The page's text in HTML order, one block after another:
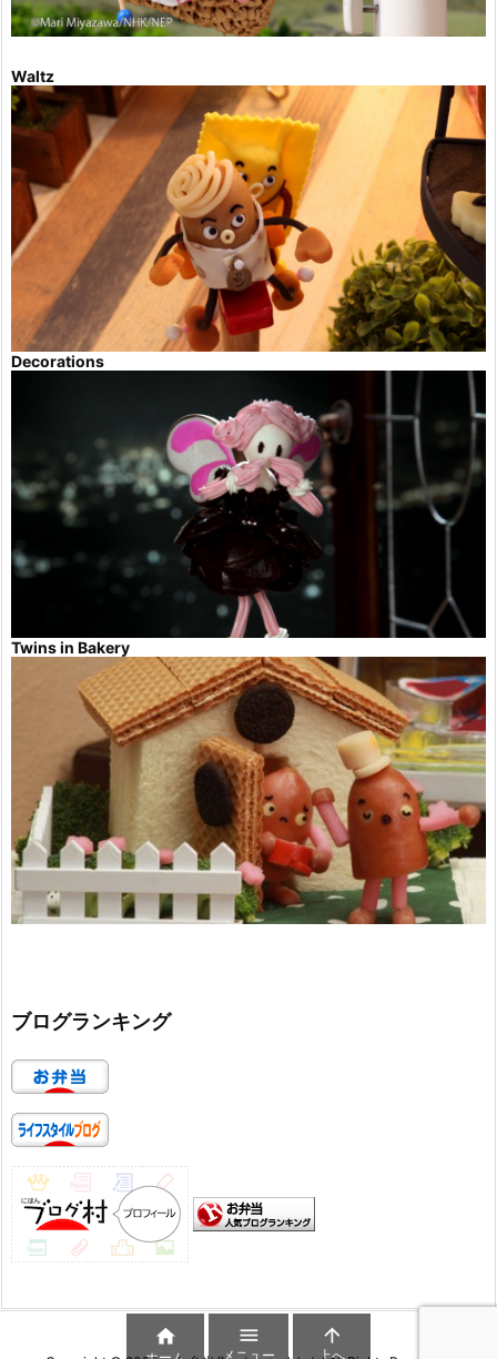
Waltz
Decorations
Twins in Bakery
ブログランキング
 
メニュー

上へ